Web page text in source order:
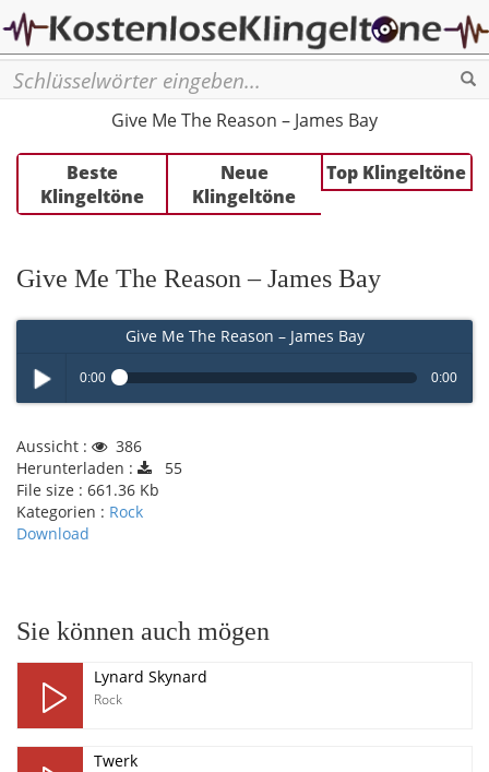
Give Me The Reason – James Bay
Beste
Klingeltöne
Neue
Klingeltöne
Top Klingeltöne
Give Me The Reason – James Bay
Give Me The Reason – James Bay
Play /
0:00 0:00
Aussicht :
386
Herunterladen :
55
File size : 661.36 Kb
Kategorien : Rock
Download
Sie können auch mögen
Lynard Skynard
Rock
Twerk